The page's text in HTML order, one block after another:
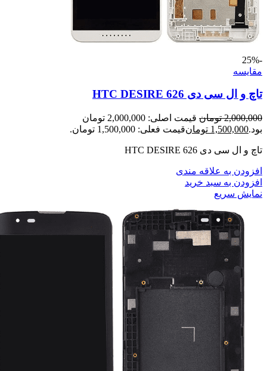
-25%
مقايسه
تاچ و ال سی دی HTC DESIRE 626
2,000,000 تومان
قیمت اصلی: 2,000,000 تومان
بود.1,500,000 تومانقیمت فعلی: 1,500,000 تومان.
تاچ و ال سی دی HTC DESIRE 626
افزودن به علاقه مندی
افزودن به سبد خرید
نمایش سریع